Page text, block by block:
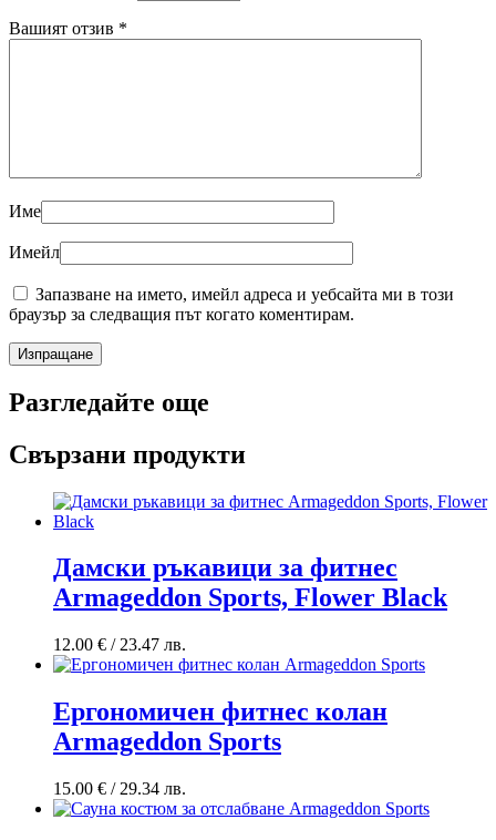
Вашият отзив *
Име
Имейл
Запазване на името, имейл адреса и уебсайта ми в този
браузър за следващия път когато коментирам.
Разгледайте още
Свързани продукти
Дамски ръкавици за фитнес
Armageddon Sports, Flower Black
12.00 € / 23.47 лв.
Ергономичен фитнес колан
Armageddon Sports
15.00 € / 29.34 лв.